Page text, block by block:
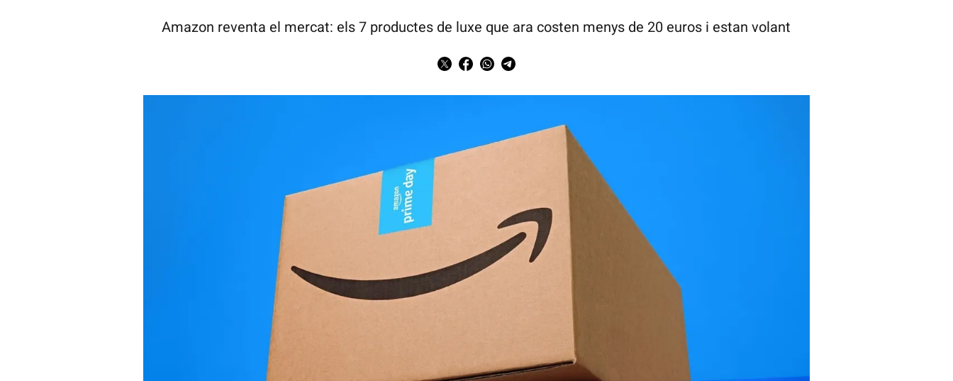
Amazon reventa el mercat: els 7 productes de luxe que ara costen menys de 20 euros i estan volant